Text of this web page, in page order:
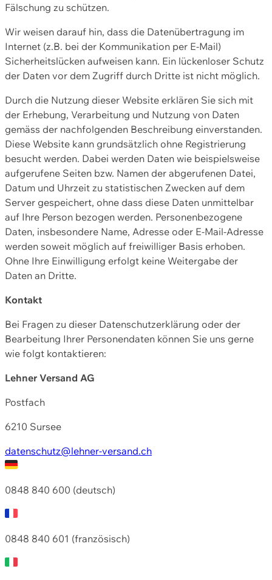
Fälschung zu schützen.
Wir weisen darauf hin, dass die Datenübertragung im
Internet (z.B. bei der Kommunikation per E-Mail)
Sicherheitslücken aufweisen kann. Ein lückenloser Schutz
der Daten vor dem Zugriff durch Dritte ist nicht möglich.
Durch die Nutzung dieser Website erklären Sie sich mit
der Erhebung, Verarbeitung und Nutzung von Daten
gemäss der nachfolgenden Beschreibung einverstanden.
Diese Website kann grundsätzlich ohne Registrierung
besucht werden. Dabei werden Daten wie beispielsweise
aufgerufene Seiten bzw. Namen der abgerufenen Datei,
Datum und Uhrzeit zu statistischen Zwecken auf dem
Server gespeichert, ohne dass diese Daten unmittelbar
auf Ihre Person bezogen werden. Personenbezogene
Daten, insbesondere Name, Adresse oder E-Mail-Adresse
werden soweit möglich auf freiwilliger Basis erhoben.
Ohne Ihre Einwilligung erfolgt keine Weitergabe der
Daten an Dritte.
Kontakt
Bei Fragen zu dieser Datenschutzerklärung oder der
Bearbeitung Ihrer Personendaten können Sie uns gerne
wie folgt kontaktieren:
Lehner Versand AG
Postfach
6210 Sursee
datenschutz@lehner-versand.ch
0848 840 600 (deutsch)
0848 840 601 (französisch)